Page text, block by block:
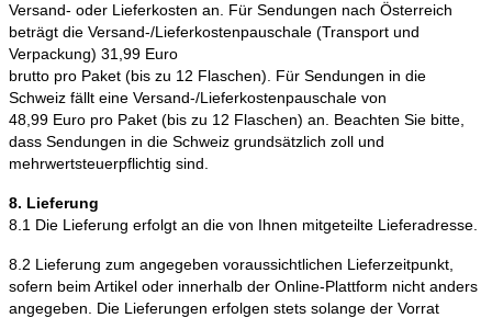
Versand- oder Lieferkosten an. Für Sendungen nach Österreich
beträgt die Versand-/Lieferkostenpauschale (Transport und
Verpackung) 31,99 Euro
brutto pro Paket (bis zu 12 Flaschen). Für Sendungen in die
Schweiz fällt eine Versand-/Lieferkostenpauschale von
48,99 Euro pro Paket (bis zu 12 Flaschen) an. Beachten Sie bitte,
dass Sendungen in die Schweiz grundsätzlich zoll und
mehrwertsteuerpflichtig sind.
8. Lieferung
8.1 Die Lieferung erfolgt an die von Ihnen mitgeteilte Lieferadresse.
8.2 Lieferung zum angegeben voraussichtlichen Lieferzeitpunkt,
sofern beim Artikel oder innerhalb der Online-Plattform nicht anders
angegeben. Die Lieferungen erfolgen stets solange der Vorrat